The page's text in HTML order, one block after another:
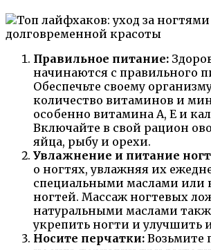
Правильное питание:
начинаются с правильного
Обеспечьте своему
количество витаминов и
особенно витамина А, Е и
Включайте в свой рацион
яйца, рыбу и орехи.
Увлажнение и питание
о ногтях, увлажняя их
специальными маслами или
ногтей. Массаж ногтевых
натуральными маслами
укрепить ногти и улучшить
Носите перчатки: Возьмите